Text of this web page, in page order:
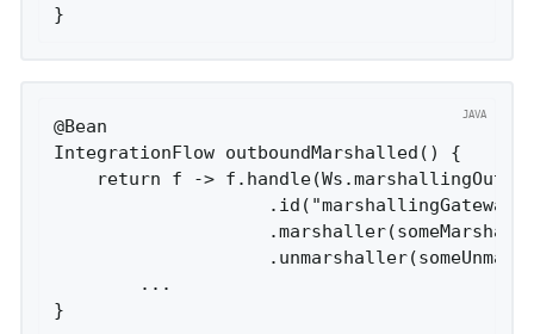
@Bean
IntegrationFlow outboundMarshalled() {
return f ->
        ...